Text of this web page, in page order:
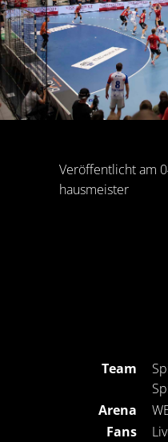
Veröffentlicht am
hausmeister
Team
Arena
Fans